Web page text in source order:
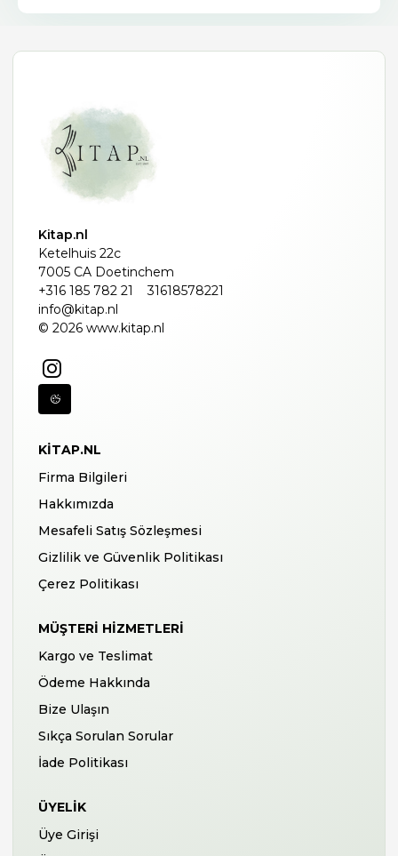
Kitap.nl
Ketelhuis 22c
7005 CA Doetinchem
+316 185 782 21
31618578221
info@kitap.nl
© 2026 www.kitap.nl
KITAP.NL
Firma Bilgileri
Hakkımızda
Mesafeli Satış Sözleşmesi
Gizlilik ve Güvenlik Politikası
Çerez Politikası
MÜŞTERI HIZMETLERI
Kargo ve Teslimat
Ödeme Hakkında
Bize Ulaşın
Sıkça Sorulan Sorular
İade Politikası
ÜYELIK
Üye Girişi